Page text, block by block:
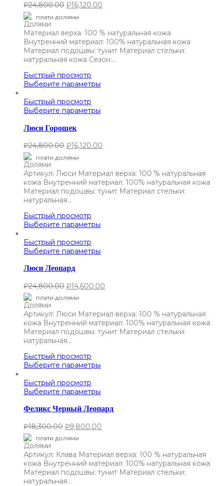
₽24,800.00 ₽16,120.00
плати долями
Материал верха: 100 % натуральная кожа
Внутренний материал: 100% натуральная кожа
Материал подошвы: тунит Материал стельки:
натуральная кожа Сезон:…
Быстрый просмотр
Выберите параметры
Быстрый просмотр
Выберите параметры
Люси Горошек
₽24,800.00 ₽16,120.00
плати долями
Артикул: Люси Материал верха: 100 % натуральная
кожа Внутренний материал: 100% натуральная кожа
Материал подошвы: тунит Материал стельки:
натуральная…
Быстрый просмотр
Выберите параметры
Быстрый просмотр
Выберите параметры
Люси Леопард
₽24,800.00 ₽14,600.00
плати долями
Артикул: Люси Материал верха: 100 % натуральная
кожа Внутренний материал: 100% натуральная кожа
Материал подошвы: тунит Материал стельки:
натуральная…
Быстрый просмотр
Выберите параметры
Быстрый просмотр
Выберите параметры
Феликс Черный Леопард
₽18,300.00 ₽9,800.00
плати долями
Артикул: Клава Материал верха: 100 % натуральная
кожа Внутренний материал: 100% натуральная кожа
Материал подошвы: тунит Материал стельки:
натуральная…